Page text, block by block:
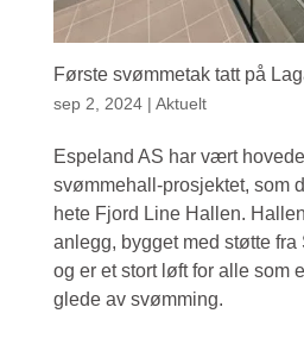
Første svømmetak tatt på
sep 2, 2024| Aktuelt
Espeland AS har vært
svømmehall-prosjektet, som
hete Fjord Line Hallen.
anlegg, bygget med støtte fra
og er et stort løft for alle som
glede av svømming.